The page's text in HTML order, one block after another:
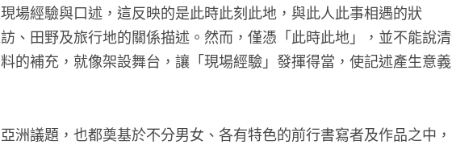
場經驗與口述，這反映的是此時此刻此地，與此人此事相遇的狀
、田野及旅行地的關係描述。然而，僅憑「此時此地」，並不能說清
的補充，就像架設舞台，讓「現場經驗」發揮得當，使記述產生意義
洲議題，也都奠基於不分男女、各有特色的前行書寫者及作品之中，